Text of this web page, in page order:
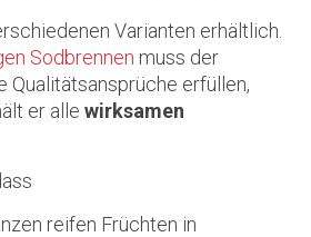
Varianten erhältlich.
Sodbrennen muss der
Qualitätsansprüche erfüllen,
er alle wirksamen
reifen Früchten in